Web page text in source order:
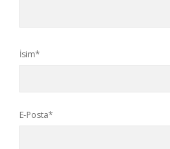
İsim*
E-Posta*